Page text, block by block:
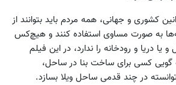
کشوری و جهانی، همه مردم باید بتوانند از
به صورت مساوی استفاده کنند و هیچ‌کس
دریا و رودخانه را ندارد،‌ در این فیلم
کسی برای ساخت بنا در ساحل،
در چند قدمی ساحل ویلا بسازد.